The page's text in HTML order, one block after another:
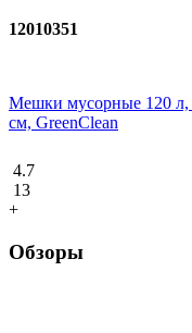
12010351
Мешки мусорные 120
см, GreenClean
4.7
13
+
Обзоры